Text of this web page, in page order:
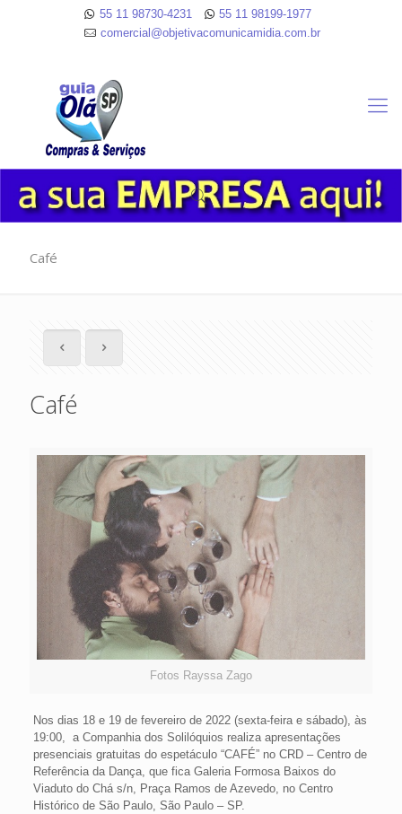
55 11 98730-4231
55 11 98199-1977
comercial@objetivacomunicamidia.com.br
Café
Café
Fotos Rayssa Zago
Nos dias 18 e 19 de fevereiro de 2022 (sexta-feira e sábado), às
19:00, a Companhia dos Solilóquios realiza apresentações
presenciais gratuitas do espetáculo “CAFÉ” no CRD – Centro de
Referência da Dança, que fica Galeria Formosa Baixos do
Viaduto do Chá s/n, Praça Ramos de Azevedo, no Centro
Histórico de São Paulo, São Paulo – SP.